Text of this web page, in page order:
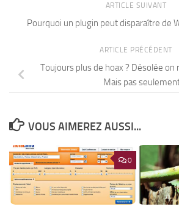
ARTICLE SUIVANT
Pourquoi un plugin peut disparaître de
ARTICLE PRÉCÉDENT
Toujours plus de hoax ? Désolée on
Mais pas
VOUS AIMEREZ AUSSI...
0